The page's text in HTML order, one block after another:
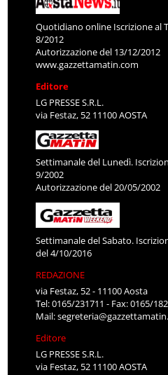
Quotidiano online Iscrizione al
8/2012
Autorizzazione del 13/12/2012
www.gazzettamatin.com
Editore
LG PRESSE S.R.L.
via Festaz, 52 11100 AOSTA
Settimanale del Lunedì.
9/2002
Autorizzazione del 20/05/2002
Settimanale del Sabato.
del 4/10/2016
REDAZIONE
via Festaz, 52 - 11100 Aosta
Tel: 0165/231711 - Fax: 0165/
Mail:
Editore
LG PRESSE S.R.L.
via Festaz, 52 11100 AOSTA